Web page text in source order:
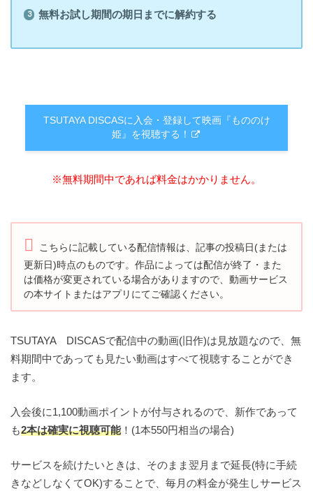
無料お試し期間の期日までに解約する
TSUTAYA DISCASに入会・登録して映画『もののけ
姫』を視聴する！
※無料期間中であれば料金はかかりません。
こちらに記載している配信情報は、記事の投稿日(または
更新日)時点のものです。 作品によっては配信が終了・また
は価格が変更されている場合がありますので、 動画サービス
の本サイトまたはアプリにてご確認ください。
TSUTAYA DISCASで配信中の動画(旧作)は見放題なので、無
料期間中であっても見たい動画はすべて視聴することができ
ます。
入会後に1,100動画ポイントが付与されるので、新作であって
も2本は確実に視聴可能！(1本550円相当の場合)
サービスを続けたいときは、そのまま翌月まで延長(特に手続
きなどしなくてOK)することで、毎月の料金が発生しサービス